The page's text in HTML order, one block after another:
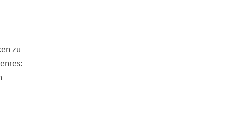
zu